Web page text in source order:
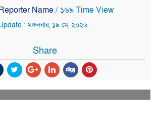
Name/ ১৬৯ Time View
: মঙ্গলবার, ১৯ মে, ২০২৬
Share